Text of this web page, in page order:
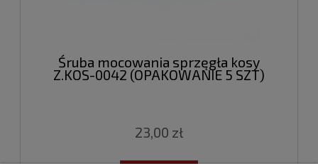
Śruba mocowania sprzęgła kosy
Z.KOS-0042 (OPAKOWANIE 5 SZT)
23,00 zł